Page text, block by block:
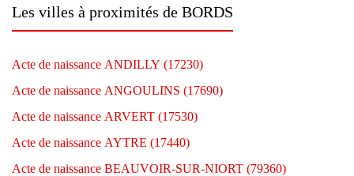
Les villes à proximités de BORDS
Acte de naissance ANDILLY (17230)
Acte de naissance ANGOULINS (17690)
Acte de naissance ARVERT (17530)
Acte de naissance AYTRE (17440)
Acte de naissance BEAUVOIR-SUR-NIORT (79360)